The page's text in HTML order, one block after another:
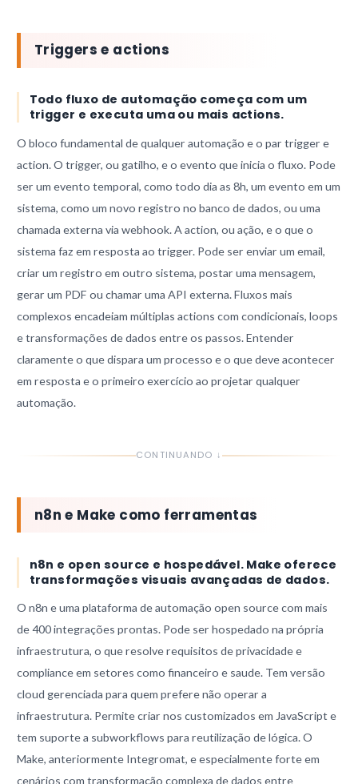
Triggers e actions
Todo fluxo de automação começa com um
trigger e executa uma ou mais actions.
O bloco fundamental de qualquer automação e o par trigger e
action. O trigger, ou gatilho, e o evento que inicia o fluxo. Pode
ser um evento temporal, como todo dia as 8h, um evento em um
sistema, como um novo registro no banco de dados, ou uma
chamada externa via webhook. A action, ou ação, e o que o
sistema faz em resposta ao trigger. Pode ser enviar um email,
criar um registro em outro sistema, postar uma mensagem,
gerar um PDF ou chamar uma API externa. Fluxos mais
complexos encadeiam múltiplas actions com condicionais, loops
e transformações de dados entre os passos. Entender
claramente o que dispara um processo e o que deve acontecer
em resposta e o primeiro exercício ao projetar qualquer
automação.
CONTINUANDO ↓
n8n e Make como ferramentas
n8n e open source e hospedável. Make oferece
transformações visuais avançadas de dados.
O n8n e uma plataforma de automação open source com mais
de 400 integrações prontas. Pode ser hospedado na própria
infraestrutura, o que resolve requisitos de privacidade e
compliance em setores como financeiro e saude. Tem versão
cloud gerenciada para quem prefere não operar a
infraestrutura. Permite criar nos customizados em JavaScript e
tem suporte a subworkflows para reutilização de lógica. O
Make, anteriormente Integromat, e especialmente forte em
cenários com transformação complexa de dados entre